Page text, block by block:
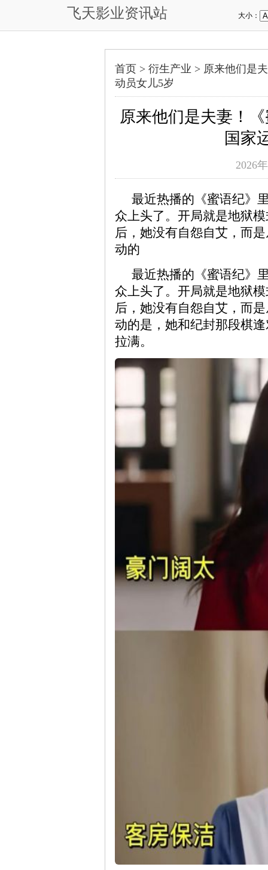
飞天影业资讯站 大小：
首页 > 衍生产业 > 原来他们是
动员女儿5岁
原来他们是夫妻！
国家
2026
最近热播的《蜜语纪》
众上头了。开局就是地狱
后，她没有自怨自艾，而
动的
最近热播的《蜜语纪》
众上头了。开局就是地狱
后，她没有自怨自艾，而
动的是，她和纪封那段棋
拉满。